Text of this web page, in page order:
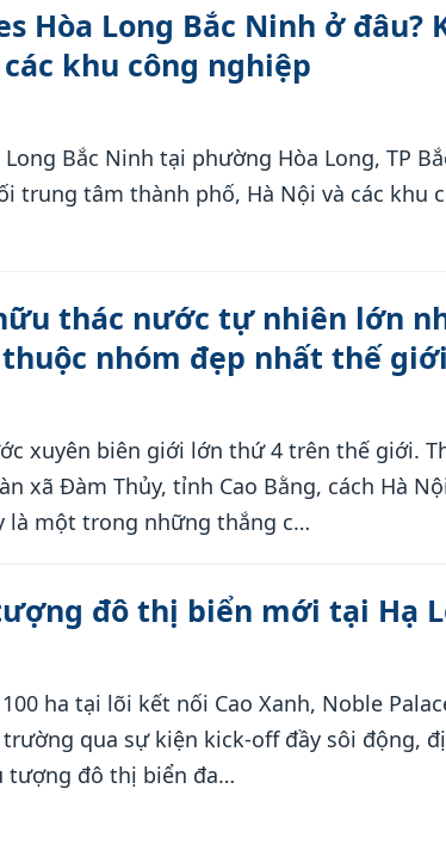
Hòa Long Bắc Ninh ở đâu?
khu công nghiệp
Bắc Ninh tại phường Hòa Long, TP
trung tâm thành phố, Hà Nội và các khu
thác nước tự nhiên lớn
nhóm đẹp nhất thế giới
xuyên biên giới lớn thứ 4 trên thế giới.
xã Đàm Thủy, tỉnh Cao Bằng, cách Hà
là một trong những thắng c…
đô thị biển mới tại Hạ
ha tại lõi kết nối Cao Xanh, Noble
qua sự kiện kick-off đầy sôi động,
tượng đô thị biển đa…